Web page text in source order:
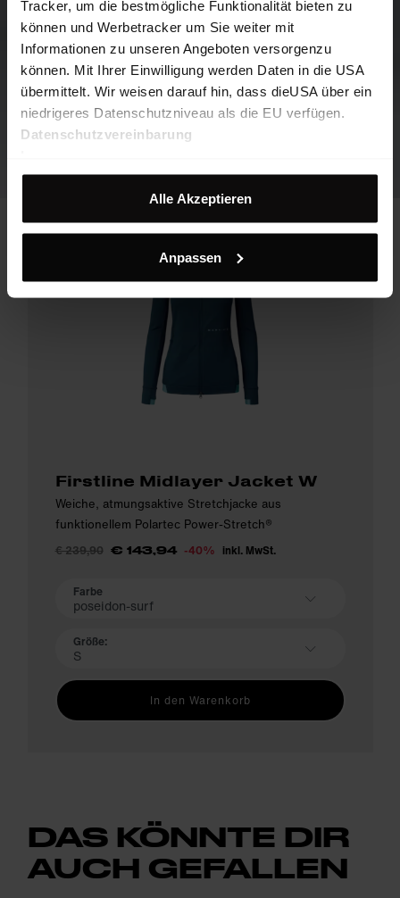
Tracker, um die bestmögliche Funktionalität bieten zu
können und Werbetracker um Sie weiter mit
Informationen zu unseren Angeboten versorgenzu
können. Mit Ihrer Einwilligung werden Daten in die USA
übermittelt. Wir weisen darauf hin, dass dieUSA über ein
niedrigeres Datenschutzniveau als die EU verfügen.
Datenschutzvereinbarung
Alle Akzeptieren
Anpassen
Firstline Midlayer Jacket W
Weiche, atmungsaktive Stretchjacke aus
funktionellem Polartec Power-Stretch®
€ 239,90 € 143,94 -40% inkl. MwSt.
Farbe
poseidon-surf
Größe:
S
In den Warenkorb
DAS KÖNNTE DIR
AUCH GEFALLEN